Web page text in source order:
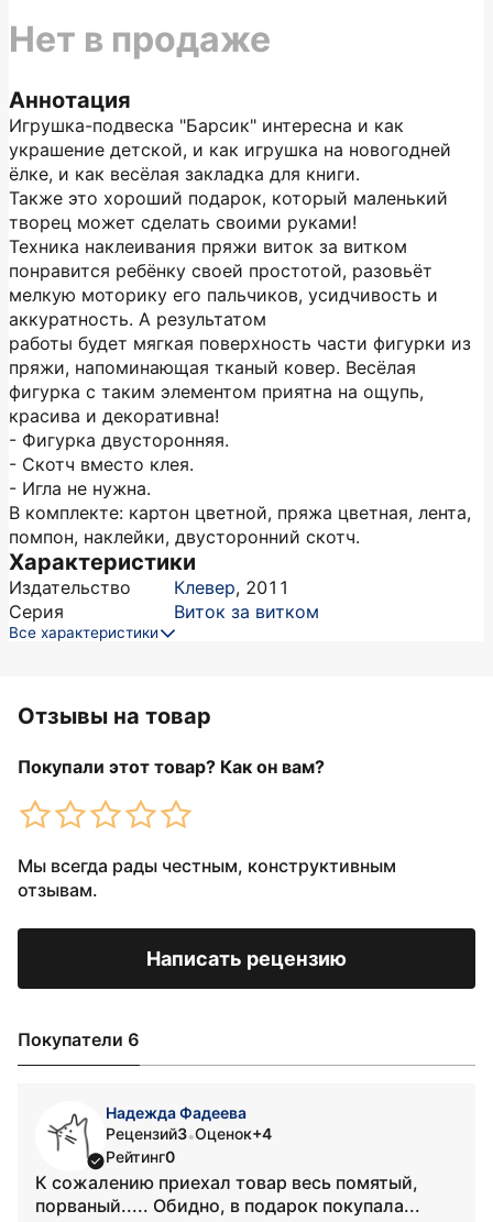
Аннотация
Игрушка-подвеска "Барсик" интересна и как
украшение детской, и как игрушка на новогодней
ёлке, и как весёлая закладка для книги.
Также это хороший подарок, который маленький
творец может сделать своими руками!
Техника наклеивания пряжи виток за витком
понравится ребёнку своей простотой, разовьёт
мелкую моторику его пальчиков, усидчивость и
аккуратность. А результатом
работы будет мягкая поверхность части фигурки из
пряжи, напоминающая тканый ковер. Весёлая
фигурка с таким элементом приятна на ощупь,
красива и декоративна!
- Фигурка двусторонняя.
- Скотч вместо клея.
- Игла не нужна.
В комплекте: картон цветной, пряжа цветная, лента,
помпон, наклейки, двусторонний скотч.
Характеристики
Издательство Клевер, 2011
Серия
Виток за витком
Все характеристики
Нет в продаже
Отзывы на товар
Покупали этот товар? Как он вам?
Мы всегда рады честным, конструктивным
отзывам.
Написать рецензию
Покупатели 6
Надежда Фадеева
Рецензий3•Оценок+4
Рейтинг0
К сожалению приехал товар весь помятый,
порваный..... Обидно, в подарок покупала...